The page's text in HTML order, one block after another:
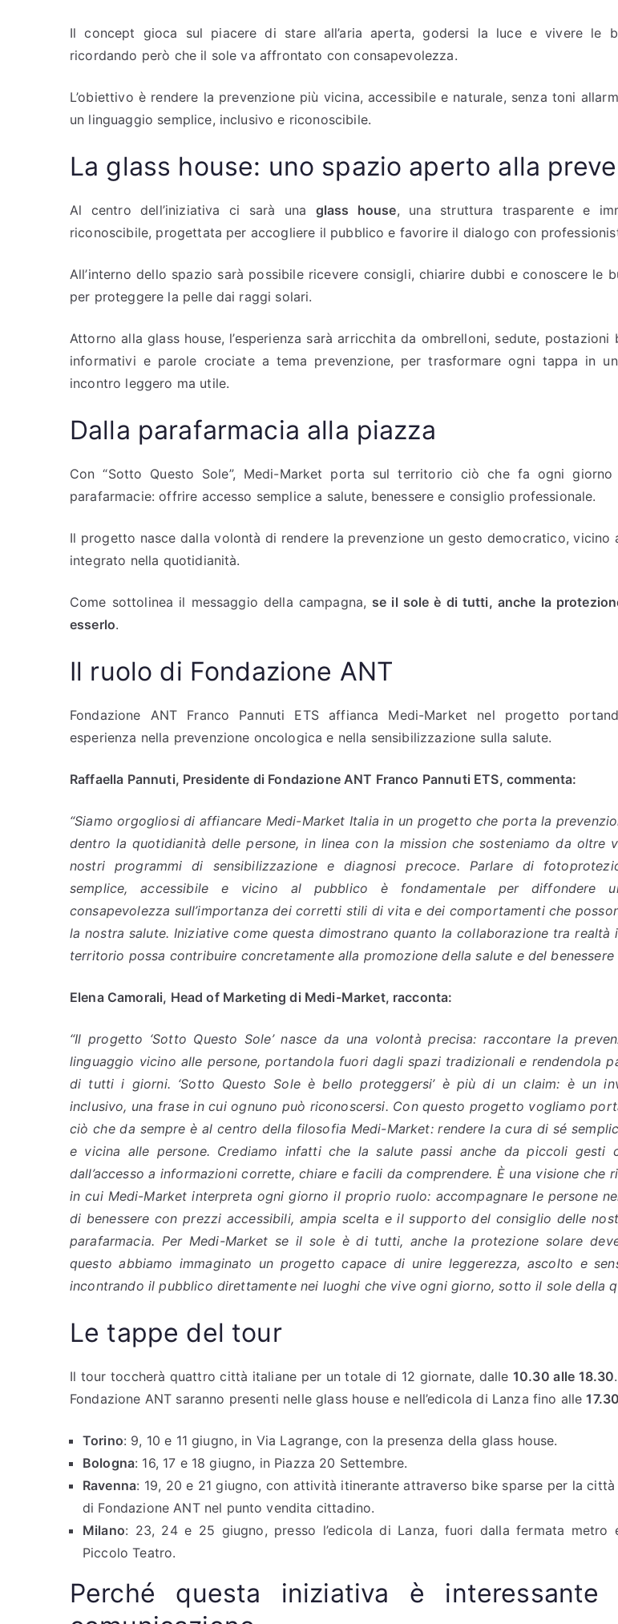
Il concept gioca sul piacere di stare all’aria aperta, godersi la luce e vivere le
ricordando però che il sole va affrontato con consapevolezza.
L’obiettivo è rendere la prevenzione più vicina, accessibile e naturale, senza toni
un linguaggio semplice, inclusivo e riconoscibile.
La glass house: uno spazio aperto alla
Al centro dell’iniziativa ci sarà una glass house, una struttura trasparente e
riconoscibile, progettata per accogliere il pubblico e favorire il dialogo con
All’interno dello spazio sarà possibile ricevere consigli, chiarire dubbi e conoscere le
per proteggere la pelle dai raggi solari.
Attorno alla glass house, l’esperienza sarà arricchita da ombrelloni, sedute, postazioni
informativi e parole crociate a tema prevenzione, per trasformare ogni tappa in
incontro leggero ma utile.
Dalla parafarmacia alla piazza
Con “Sotto Questo Sole”, Medi-Market porta sul territorio ciò che fa ogni giorno
parafarmacie: offrire accesso semplice a salute, benessere e consiglio professionale.
Il progetto nasce dalla volontà di rendere la prevenzione un gesto democratico, vicino
integrato nella quotidianità.
Come sottolinea il messaggio della campagna, se il sole è di tutti, anche la
esserlo.
Il ruolo di Fondazione ANT
Fondazione ANT Franco Pannuti ETS affianca Medi-Market nel progetto
esperienza nella prevenzione oncologica e nella sensibilizzazione sulla salute.
Raffaella Pannuti, Presidente di Fondazione ANT Franco Pannuti ETS, commenta:
“Siamo orgogliosi di affiancare Medi-Market Italia in un progetto che porta la
dentro la quotidianità delle persone, in linea con la mission che sosteniamo da oltre
nostri programmi di sensibilizzazione e diagnosi precoce. Parlare di
semplice, accessibile e vicino al pubblico è fondamentale per diffondere
consapevolezza sull’importanza dei corretti stili di vita e dei comportamenti che
la nostra salute. Iniziative come questa dimostrano quanto la collaborazione tra realtà
territorio possa contribuire concretamente alla promozione della salute e del benessere
Elena Camorali, Head of Marketing di Medi-Market, racconta:
“Il progetto ‘Sotto Questo Sole’ nasce da una volontà precisa: raccontare la
linguaggio vicino alle persone, portandola fuori dagli spazi tradizionali e rendendola
di tutti i giorni. ‘Sotto Questo Sole è bello proteggersi’ è più di un claim: è un
inclusivo, una frase in cui ognuno può riconoscersi. Con questo progetto vogliamo
ciò che da sempre è al centro della filosofia Medi-Market: rendere la cura di sé
e vicina alle persone. Crediamo infatti che la salute passi anche da piccoli gesti
dall’accesso a informazioni corrette, chiare e facili da comprendere. È una visione che
in cui Medi-Market interpreta ogni giorno il proprio ruolo: accompagnare le persone
di benessere con prezzi accessibili, ampia scelta e il supporto del consiglio delle
parafarmacia. Per Medi-Market se il sole è di tutti, anche la protezione solare
questo abbiamo immaginato un progetto capace di unire leggerezza, ascolto e
incontrando il pubblico direttamente nei luoghi che vive ogni giorno, sotto il sole della
Le tappe del tour
Il tour toccherà quattro città italiane per un totale di 12 giornate, dalle10.30 alle 18.30
Fondazione ANT saranno presenti nelle glass house e nell’edicola di Lanza fino alle17.30
Torino: 9, 10 e 11 giugno, in Via Lagrange, con la presenza della glass house.
Bologna: 16, 17 e 18 giugno, in Piazza 20 Settembre.
Ravenna: 19, 20 e 21 giugno, con attività itinerante attraverso bike sparse per la città
di Fondazione ANT nel punto vendita cittadino.
Milano: 23, 24 e 25 giugno, presso l’edicola di Lanza, fuori dalla fermata
Piccolo Teatro.
Perché questa iniziativa è